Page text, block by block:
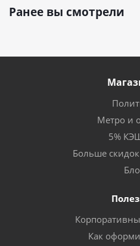
Ранее вы смотрели
Метро и
5%
Больше
Как